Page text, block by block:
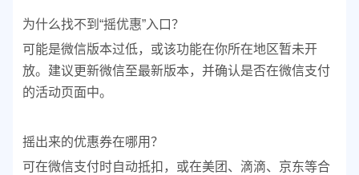
为什么找不到“摇优惠”入口？
可能是微信版本过低，或该功能在你所在地区暂未开
放。建议更新微信至最新版本，并确认是否在微信支付
的活动页面中。
摇出来的优惠券在哪用？
可在微信支付时自动抵扣，或在美团、滴滴、京东等合